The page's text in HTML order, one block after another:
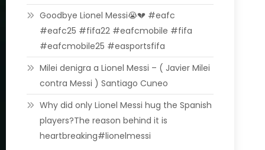
Goodbye Lionel Messi😭💔 #eafc
#eafc25 #fifa22 #eafcmobile #fifa
#eafcmobile25 #easportsfifa
Milei denigra a Lionel Messi – ( Javier Milei
contra Messi ) Santiago Cuneo
Why did only Lionel Messi hug the Spanish
players?The reason behind it is
heartbreaking#lionelmessi